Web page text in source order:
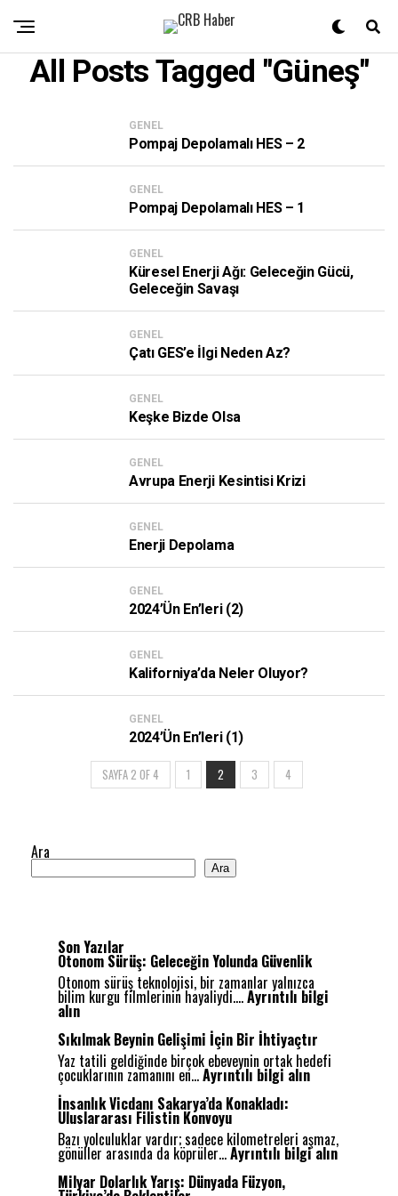
All Posts Tagged "güneş"
GENEL
Pompaj Depolamalı HES – 2
GENEL
Pompaj Depolamalı HES – 1
GENEL
Küresel Enerji Ağı: Geleceğin Gücü,
Geleceğin Savaşı
GENEL
Çatı GES’e İlgi Neden Az?
GENEL
Keşke Bizde Olsa
GENEL
Avrupa Enerji Kesintisi Krizi
GENEL
Enerji Depolama
GENEL
2024’ün En’leri (2)
GENEL
Kaliforniya’da Neler Oluyor?
GENEL
2024’ün En’leri (1)
SAYFA 2 OF 4 1 2 3 4
Ara
Ara
Son Yazılar
Otonom Sürüş: Geleceğin Yolunda Güvenlik
Otonom sürüş teknolojisi, bir zamanlar yalnızca
bilim kurgu filmlerinin hayaliydi.…Ayrıntılı bilgi
alın:
O
t
o
n
o
m
S
ü
r
ü
ş
:
Sıkılmak Beynin Gelişimi İçin Bir İhtiyaçtır
Yaz tatili geldiğinde birçok ebeveynin ortak hedefi
çocuklarının zamanını en…Ayrıntılı bilgi alın:
S
ı
l
m
İnsanlık Vicdanı Sakarya’da Konakladı:
Uluslararası Filistin Konvoyu
Bazı yolculuklar vardır; sadece kilometreleri aşmaz,
gönüller arasında da köprüler…Ayrıntılı bilgi alın:
İ
Milyar Dolarlık Yarış: Dünyada Füzyon,